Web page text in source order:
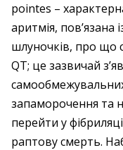
pointes –
аритмія, пов’язана
шлуночків, про що
QT; це зазвичай
запаморочення та
перейти у
раптову смерть.